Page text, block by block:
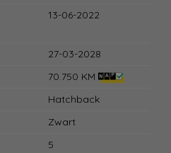
13-06-2022
27-03-2028
70.750 KM
Hatchback
Zwart
5